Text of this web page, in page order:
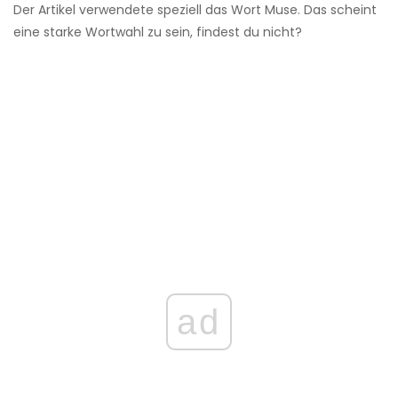
Der Artikel verwendete speziell das Wort Muse. Das scheint
eine starke Wortwahl zu sein, findest du nicht?
ad